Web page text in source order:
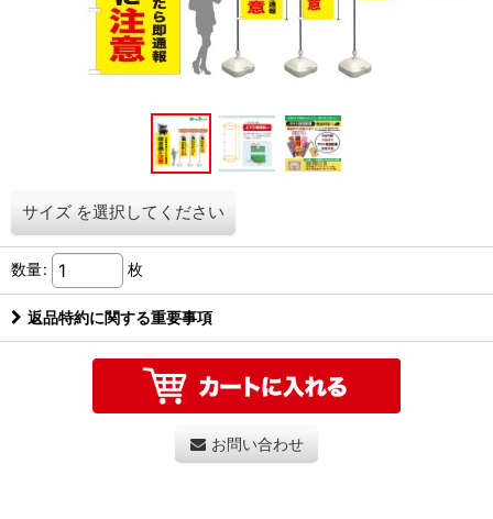
サイズ を選択してください
数量: 枚
返品特約に関する重要事項
お問い合わせ